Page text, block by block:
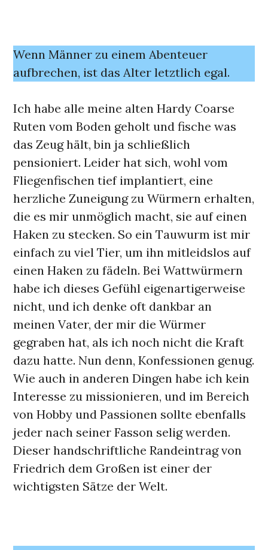
Wenn Männer zu einem Abenteuer
aufbrechen, ist das Alter letztlich egal.
Ich habe alle meine alten Hardy Coarse
Ruten vom Boden geholt und fische was
das Zeug hält, bin ja schließlich
pensioniert. Leider hat sich, wohl vom
Fliegenfischen tief implantiert, eine
herzliche Zuneigung zu Würmern erhalten,
die es mir unmöglich macht, sie auf einen
Haken zu stecken. So ein Tauwurm ist mir
einfach zu viel Tier, um ihn mitleidslos auf
einen Haken zu fädeln. Bei Wattwürmern
habe ich dieses Gefühl eigenartigerweise
nicht, und ich denke oft dankbar an
meinen Vater, der mir die Würmer
gegraben hat, als ich noch nicht die Kraft
dazu hatte. Nun denn, Konfessionen genug.
Wie auch in anderen Dingen habe ich kein
Interesse zu missionieren, und im Bereich
von Hobby und Passionen sollte ebenfalls
jeder nach seiner Fasson selig werden.
Dieser handschriftliche Randeintrag von
Friedrich dem Großen ist einer der
wichtigsten Sätze der Welt.